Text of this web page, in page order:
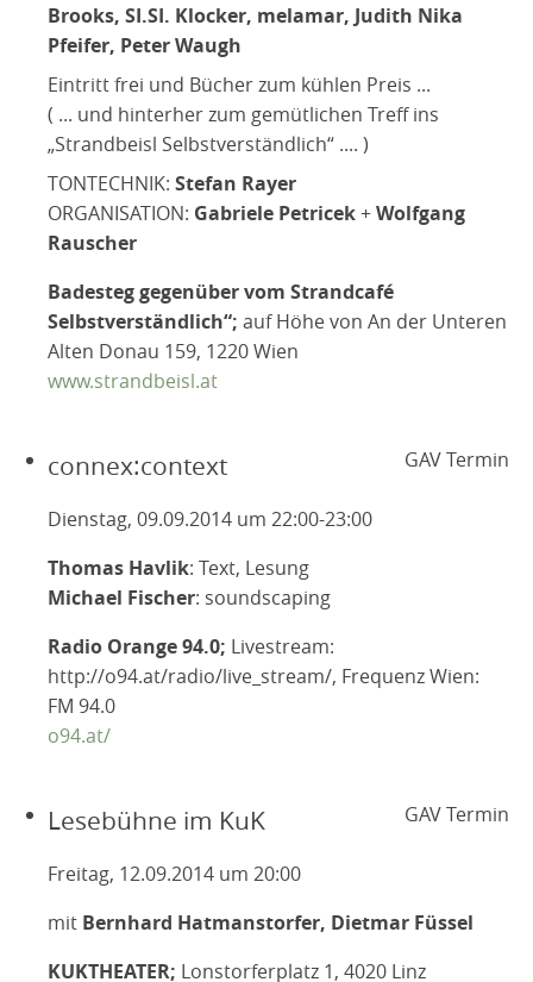
Brooks, SI.SI. Klocker, melamar, Judith Nika
Pfeifer, Peter Waugh
Eintritt frei und Bücher zum kühlen Preis ...
( ... und hinterher zum gemütlichen Treff ins
„Strandbeisl Selbstverständlich“ .... )
TONTECHNIK: Stefan Rayer
ORGANISATION: Gabriele Petricek+Wolfgang
Rauscher
Badesteg gegenüber vom Strandcafé
Selbstverständlich“; auf Höhe von An der Unteren
Alten Donau 159, 1220 Wien
www.strandbeisl.at
connex:context GAV Termin
Dienstag, 09.09.2014 um 22:00-23:00
Thomas Havlik: Text, Lesung
Michael Fischer: soundscaping
Radio Orange 94.0; Livestream:
http://o94.at/radio/live_stream/, Frequenz Wien:
FM 94.0
o94.at/
Lesebühne im KuK GAV Termin
Freitag, 12.09.2014 um 20:00
mit Bernhard Hatmanstorfer, Dietmar Füssel
KUKTHEATER; Lonstorferplatz 1, 4020 Linz